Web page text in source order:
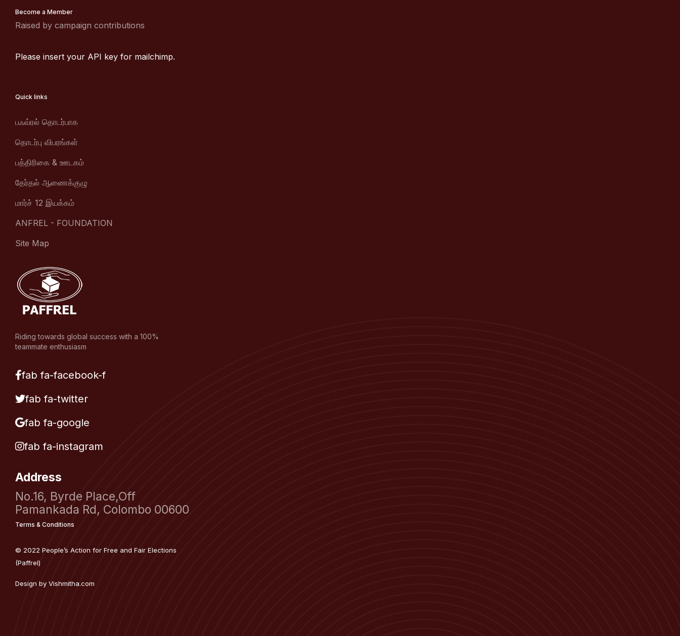
Become a Member
Raised by campaign contributions
Please insert your API key for mailchimp.
Quick links
பஃவ்ரல் தொடர்பாக
தொடர்பு விபரங்கள்
பத்திரிகை & ஊடகம்
தேர்தல் ஆணைக்குழு
மார்ச் 12 இயக்கம்
ANFREL - FOUNDATION
Site Map
Riding towards global success with a 100%
teammate enthusiasm
fab fa-facebook-f
fab fa-twitter
fab fa-google
fab fa-instagram
Address
No.16, Byrde Place,Off
Pamankada Rd, Colombo 00600
Terms & Conditions
© 2022 People’s Action for Free and Fair Elections
(Paffrel)
Design by Vishmitha.com